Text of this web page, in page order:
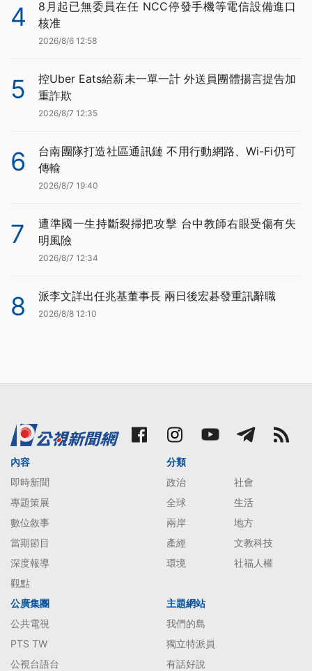
4
8月起已無委員在任 NCC停發手機等電信設備進口
核准
2026/8/6 12:58
5
控Uber Eats給薪未一單一計 外送員團體揚言提告加
重詐欺
2026/8/7 12:35
6
台南團隊打造社區通訊鏈 不用行動網路、Wi-Fi仍可
傳輸
2026/8/7 19:40
7
遭準國一生持斷裂掃把攻擊 台中教師右眼受傷有失
明風險
2026/8/7 12:34
8 派李文詳出任兆基董事長 兩日後宏碁發重訊辭職
2026/8/8 12:10
內容
即時新聞
專題策展
數位敘事
當期節目
深度報導
觀點
分類
政治
社會
全球
生活
兩岸
地方
產經
文教科技
環境
社福人權
公廣集團
公共電視
PTS TW
公視台語台
主題網站
我們的島
獨立特派員
有話好說